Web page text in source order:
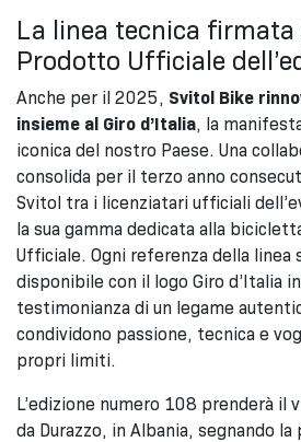
TROVA NEGOZIO
La linea tecnica firmata
Prodotto Ufficiale
Anche per il 2025, Svitol Bike
insieme al Giro d’Italia, la
iconica del nostro Paese. Una
consolida per il terzo anno
Svitol tra i licenziatari ufficiali
la sua gamma dedicata alla
Ufficiale. Ogni referenza della linea
disponibile con il logo Giro d’Italia
testimonianza di un legame
condividono passione, tecnica e
propri limiti.
L’edizione numero 108 prenderà il
da Durazzo, in Albania, segnando la